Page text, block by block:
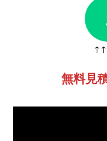
↑↑
無料見